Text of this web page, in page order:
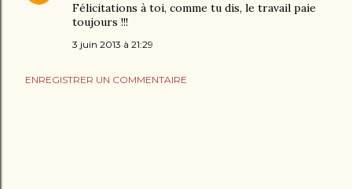
Félicitations à toi, comme tu dis, le travail paie
toujours !!!
3 juin 2013 à 21:29
ENREGISTRER UN COMMENTAIRE